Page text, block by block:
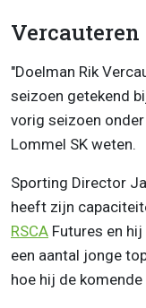
Vercauteren
"Doelman Rik
seizoen getekend
vorig seizoen
Lommel SK weten.
Sporting Director
heeft zijn
RSCA Futures en
een aantal jonge
hoe hij de